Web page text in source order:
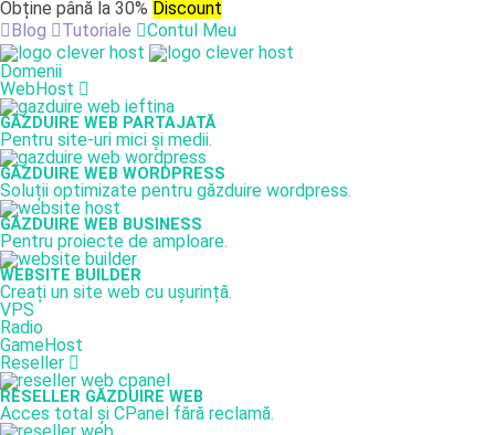
Obține până la 30% Discount
Blog
Tutoriale
Contul Meu
Domenii
WebHost
GĂZDUIRE WEB PARTAJATĂ
Pentru site-uri mici și medii.
GĂZDUIRE WEB WORDPRESS
Soluții optimizate pentru găzduire wordpress.
GĂZDUIRE WEB BUSINESS
Pentru proiecte de amploare.
WEBSITE BUILDER
Creați un site web cu ușurință.
VPS
Radio
GameHost
Reseller
RESELLER GĂZDUIRE WEB
Acces total și CPanel fără reclamă.